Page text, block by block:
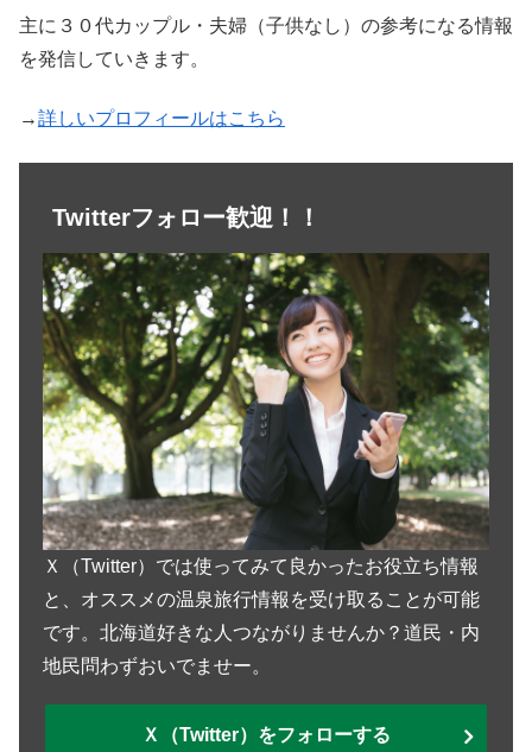
主に３０代カップル・夫婦（子供なし）の参考になる情報
を発信していきます。
→詳しいプロフィールはこちら
Twitterフォロー歓迎！！
Ｘ（Twitter）では使ってみて良かったお役立ち情報
と、オススメの温泉旅行情報を受け取ることが可能
です。北海道好きな人つながりませんか？道民・内
地民問わずおいでませー。
Ｘ（Twitter）をフォローする